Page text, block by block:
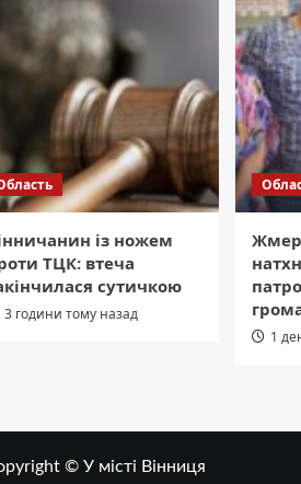
із ножем
ТЦК: втеча
сутичкою
3 години тому назад
1
© У місті Вінниця